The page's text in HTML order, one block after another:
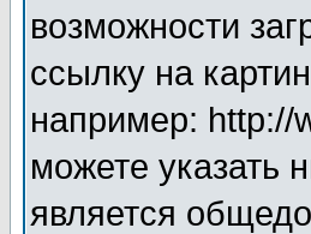
возможности
ссылку на
например: http://
можете указать
является